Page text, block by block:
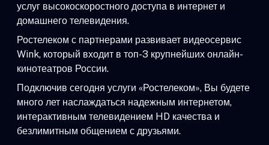
услуг высокоскоростного доступа в интернет и
домашнего телевидения.
Ростелеком с партнерами развивает видеосервис
Wink, который входит в топ-3 крупнейших онлайн-
кинотеатров России.
Подключив сегодня услуги «Ростелеком», Вы будете
много лет наслаждаться надежным интернетом,
интерактивным телевидением HD качества и
безлимитным общением с друзьями.